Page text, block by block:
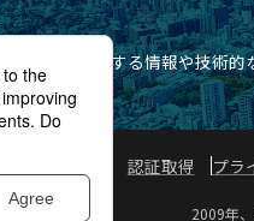
製品に関する情報や技術
認証取得 プラ
2009年